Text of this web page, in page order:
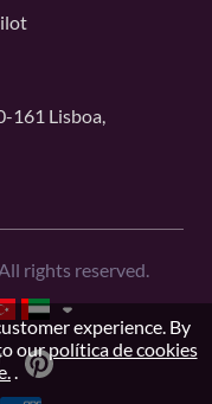
161 Lisboa,
rights reserved.
experience. By
ourpolítica de cookies
.